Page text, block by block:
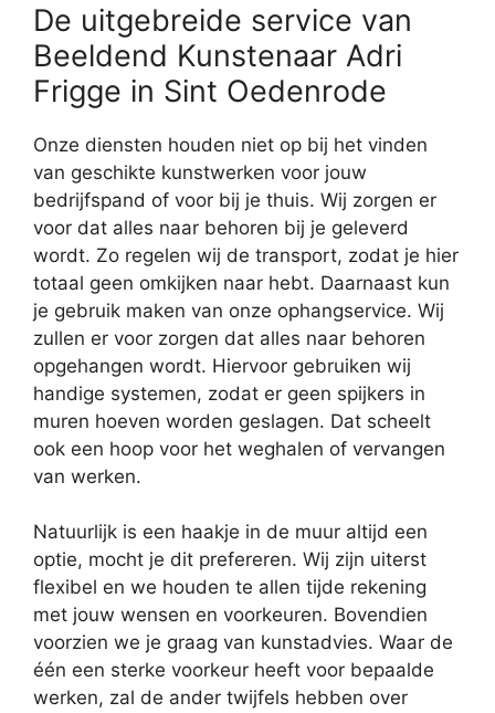
De uitgebreide service van
Beeldend Kunstenaar Adri
Frigge in Sint Oedenrode
Onze diensten houden niet op bij het vinden
van geschikte kunstwerken voor jouw
bedrijfspand of voor bij je thuis. Wij zorgen er
voor dat alles naar behoren bij je geleverd
wordt. Zo regelen wij de transport, zodat je hier
totaal geen omkijken naar hebt. Daarnaast kun
je gebruik maken van onze ophangservice. Wij
zullen er voor zorgen dat alles naar behoren
opgehangen wordt. Hiervoor gebruiken wij
handige systemen, zodat er geen spijkers in
muren hoeven worden geslagen. Dat scheelt
ook een hoop voor het weghalen of vervangen
van werken.
Natuurlijk is een haakje in de muur altijd een
optie, mocht je dit prefereren. Wij zijn uiterst
flexibel en we houden te allen tijde rekening
met jouw wensen en voorkeuren. Bovendien
voorzien we je graag van kunstadvies. Waar de
één een sterke voorkeur heeft voor bepaalde
werken, zal de ander twijfels hebben over